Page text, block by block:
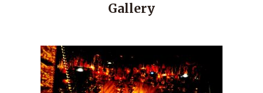
Gallery